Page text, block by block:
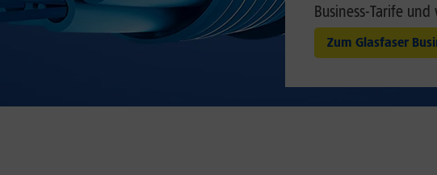
Business-Tarife
Zum Glasfaser